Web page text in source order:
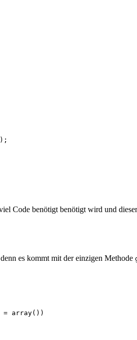
Code benötigt benötigt wird und
es kommt mit der einzigen Methode
= array())